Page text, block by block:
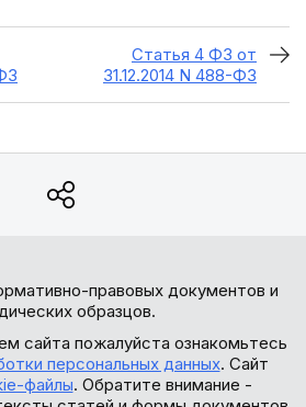
Статья 4 ФЗ от
31.12.2014 N 488-ФЗ
правовых документов и
образцов.
сайта пожалуйста ознакомьтесь
персональных данных. Сайт
файлы. Обратите внимание -